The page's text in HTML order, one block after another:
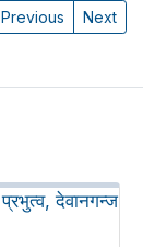
Previous Next